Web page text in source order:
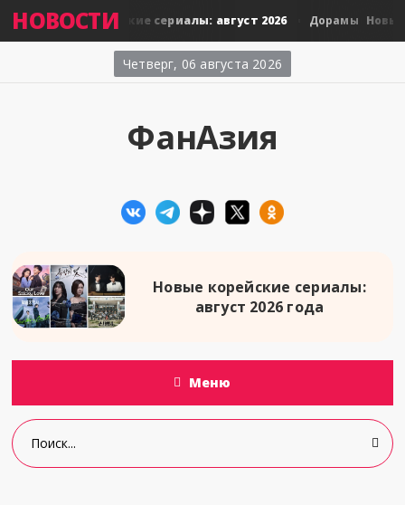
НОВОСТИ
Новые тайские сериалы: август 2026 Дорамы Новые
Четверг, 06 августа 2026
ФанАзия
Новые корейские сериалы:
август 2026 года
Меню